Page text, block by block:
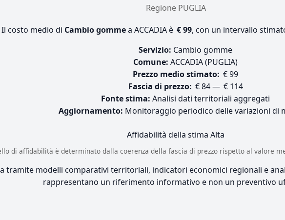
Regione PUGLIA
Il costo medio di Cambio gommea ACCADIA è € 99, con un intervallo
Servizio: Cambio gomme
Comune: ACCADIA (PUGLIA)
Prezzo medio stimato: € 99
Fascia di prezzo: € 84 — € 114
Fonte stima: Analisi dati territoriali aggregati
Aggiornamento: Monitoraggio periodico delle variazioni di
Affidabilità della stima Alta
di affidabilità è determinato dalla coerenza della fascia di prezzo rispetto al valore
tramite modelli comparativi territoriali, indicatori economici regionali e
rappresentano un riferimento informativo e non un preventivo